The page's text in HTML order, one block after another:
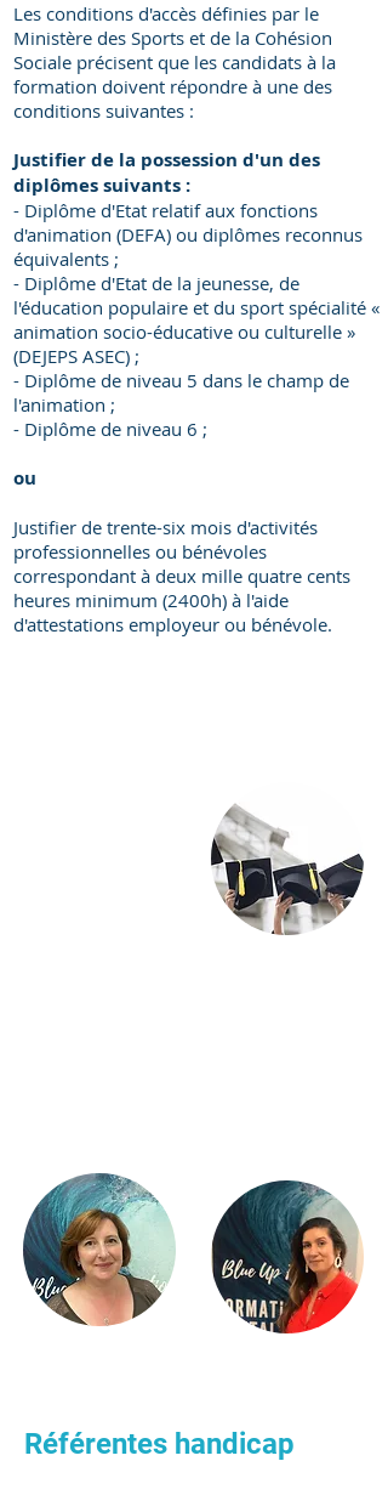
Ministère des Sports et de la Cohésion
Sociale précisent que les candidats à la
formation doivent répondre à une des
conditions suivantes :
diplômes suivants :
- Diplôme d'Etat relatif aux fonctions
d'animation (DEFA) ou diplômes reconnus
équivalents ;
- Diplôme d'Etat de la jeunesse, de
l'éducation populaire et du sport spécialité
« animation socio-éducative ou culturelle »
(DEJEPS ASEC) ;
- Diplôme de niveau 5 dans le champ de
l'animation ;
- Diplôme de niveau 6 ;
professionnelles ou bénévoles
correspondant à deux mille quatre cents
heures minimum (2400h) à l'aide
d'attestations employeur ou bénévole.
Les conditions d'accès définies par le
Ministère des Sports et de la Cohésion
Sociale précisent que les candidats à la
formation doivent répondre à une des
conditions suivantes :​
Justifier de la possession d'un des
diplômes suivants :
- Diplôme d'Etat relatif aux fonctions
d'animation (DEFA) ou diplômes reconnus
équivalents ;
- Diplôme d'Etat de la jeunesse, de
l'éducation populaire et du sport spécialité «
animation socio-éducative ou culturelle »
(DEJEPS ASEC) ;
- Diplôme de niveau 5 dans le champ de
l'animation ;
- Diplôme de niveau 6 ;​
ou​
Justifier de trente-six mois d'activités
professionnelles ou bénévoles
correspondant à deux mille quatre cents
heures minimum (2400h) à l'aide
d'attestations employeur ou bénévole.
Référentes handicap